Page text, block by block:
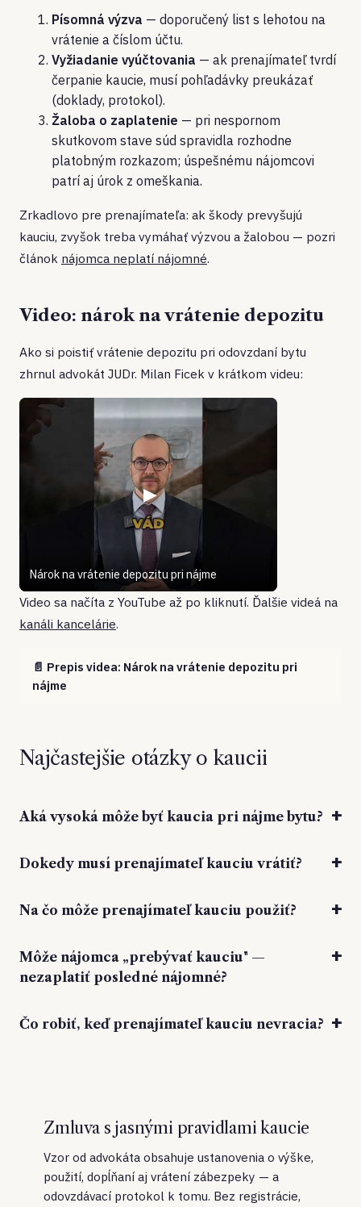
Písomná výzva — doporučený list s lehotou na
vrátenie a číslom účtu.
Vyžiadanie vyúčtovania — ak prenajímateľ tvrdí
čerpanie kaucie, musí pohľadávky preukázať
(doklady, protokol).
Žaloba o zaplatenie — pri nespornom
skutkovom stave súd spravidla rozhodne
platobným rozkazom; úspešnému nájomcovi
patrí aj úrok z omeškania.
Zrkadlovo pre prenajímateľa: ak škody prevyšujú
kauciu, zvyšok treba vymáhať výzvou a žalobou — pozri
článok nájomca neplatí nájomné.
Video: nárok na vrátenie depozitu
Ako si poistiť vrátenie depozitu pri odovzdaní bytu
zhrnul advokát JUDr. Milan Ficek v krátkom videu:
▶
Nárok na vrátenie depozitu pri nájme
Video sa načíta z YouTube až po kliknutí. Ďalšie videá na
kanáli kancelárie.
Prepis videa: Nárok na vrátenie depozitu pri
nájme
Najčastejšie otázky o kaucii
Aká vysoká môže byť kaucia pri nájme bytu?
Dokedy musí prenajímateľ kauciu vrátiť?
Na čo môže prenajímateľ kauciu použiť?
Môže nájomca „prebývať kauciu" —
nezaplatiť posledné nájomné?
Čo robiť, keď prenajímateľ kauciu nevracia?
Zmluva s jasnými pravidlami kaucie
Vzor od advokáta obsahuje ustanovenia o výške,
použití, dopĺňaní aj vrátení zábezpeky — a
odovzdávací protokol k tomu. Bez registrácie,